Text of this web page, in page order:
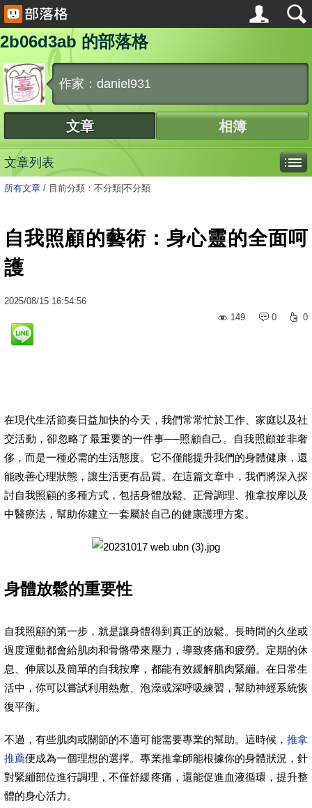
2b06d3ab 的部落格
作家：daniel931
文章 相簿
文章列表
所有文章 / 目前分類：不分類|不分類
自我照顧的藝術：身心靈的全面呵
護
2025/08/15 16:54:56
149
0 0
在現代生活節奏日益加快的今天，我們常常忙於工作、家庭以及社
交活動，卻忽略了最重要的一件事──照顧自己。自我照顧並非奢
侈，而是一種必需的生活態度。它不僅能提升我們的身體健康，還
能改善心理狀態，讓生活更有品質。在這篇文章中，我們將深入探
討自我照顧的多種方式，包括身體放鬆、正骨調理、推拿按摩以及
中醫療法，幫助你建立一套屬於自己的健康護理方案。
身體放鬆的重要性
自我照顧的第一步，就是讓身體得到真正的放鬆。長時間的久坐或
過度運動都會給肌肉和骨骼帶來壓力，導致疼痛和疲勞。定期的休
息、伸展以及簡單的自我按摩，都能有效緩解肌肉緊繃。在日常生
活中，你可以嘗試利用熱敷、泡澡或深呼吸練習，幫助神經系統恢
復平衡。
不過，有些肌肉或關節的不適可能需要專業的幫助。這時候， 推拿
推薦便成為一個理想的選擇。專業推拿師能根據你的身體狀況，針
對緊繃部位進行調理，不僅舒緩疼痛，還能促進血液循環，提升整
體的身心活力。